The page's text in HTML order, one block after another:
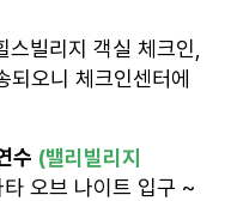
스빌리지 객실 체크인,
오니 체크인센터에
수 (밸리빌리지
타 오브 나이트 입구 ~